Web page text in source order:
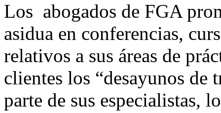
Los abogados de FGA
asidua en conferencias,
relativos a sus áreas de
clientes los “desayunos de
parte de sus especialistas,